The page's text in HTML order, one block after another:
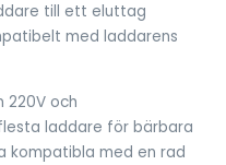
till ett eluttag
med laddarens
220V och
laddare för bärbara
med en rad